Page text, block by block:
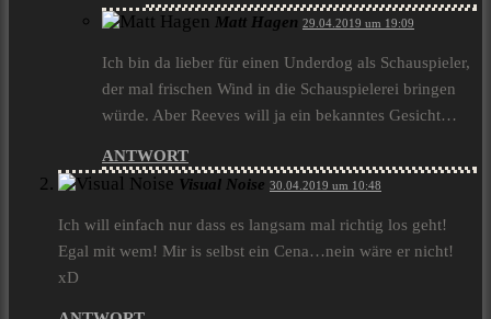
Matt Hagen 29.04.2019 um 19:09
Ich bin da lieber für einen Underdog als Schauspieler,
der mal frischen Wind in die Schauspielerei bringen
würde. Aber Reeves will ja ein bekanntes Gesicht…
ANTWORT
Visual Noise 30.04.2019 um 10:48
Ich will einfach nur dass es langsam mal richtig los geht!
Egal mit wem! Mir is selbst ein Cena…nein wäre er nicht!
xD